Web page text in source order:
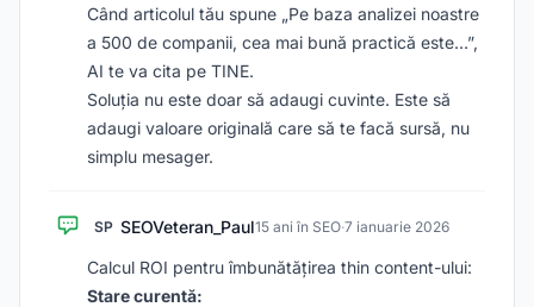
Când articolul tău spune „Pe baza analizei noastre
a 500 de companii, cea mai bună practică este…”,
AI te va cita pe TINE.
Soluția nu este doar să adaugi cuvinte. Este să
adaugi valoare originală care să te facă sursă, nu
simplu mesager.
SP SEOVeteran_Paul15 ani în SEO·7 ianuarie 2026
Calcul ROI pentru îmbunătățirea thin content-ului:
Stare curentă: